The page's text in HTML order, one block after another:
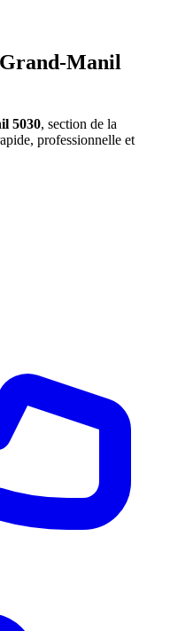
Grand-Manil
5030, section de la
professionnelle et